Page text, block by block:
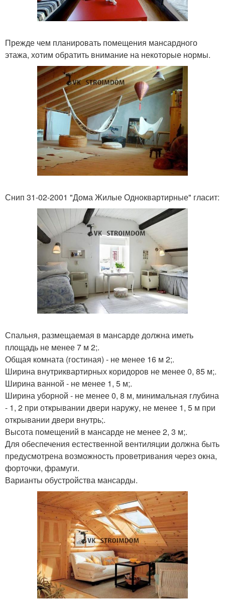
Прежде чем планировать помещения мансардного
этажа, хотим обратить внимание на некоторые нормы.
Снип 31-02-2001 "Дома Жилые Одноквартирные" гласит:
Спальня, размещаемая в мансарде должна иметь
площадь не менее 7 м 2;.
Общая комната (гостиная) - не менее 16 м 2;.
Ширина внутриквартирных коридоров не менее 0, 85 м;.
Ширина ванной - не менее 1, 5 м;.
Ширина уборной - не менее 0, 8 м, минимальная глубина
- 1, 2 при открывании двери наружу, не менее 1, 5 м при
открывании двери внутрь;.
Высота помещений в мансарде не менее 2, 3 м;.
Для обеспечения естественной вентиляции должна быть
предусмотрена возможность проветривания через окна,
форточки, фрамуги.
Варианты обустройства мансарды.